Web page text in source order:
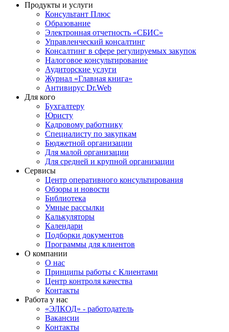
Продукты и услуги
Консультант Плюс
Образование
Электронная отчетность «СБИС»
Управленческий консалтинг
Консалтинг в сфере регулируемых закупок
Налоговое консультирование
Аудиторские услуги
Журнал «Главная книга»
Антивирус Dr.Web
Для кого
Бухгалтеру
Юристу
Кадровому работнику
Специалисту по закупкам
Бюджетной организации
Для малой организации
Для средней и крупной организации
Сервисы
Центр оперативного консультирования
Обзоры и новости
Библиотека
Умные рассылки
Калькуляторы
Календари
Подборки документов
Программы для клиентов
О компании
О нас
Принципы работы с Клиентами
Центр контроля качества
Контакты
Работа у нас
«ЭЛКОД» - работодатель
Вакансии
Контакты